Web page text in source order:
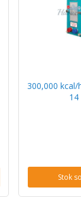
300,000 kcal/
14
Stok